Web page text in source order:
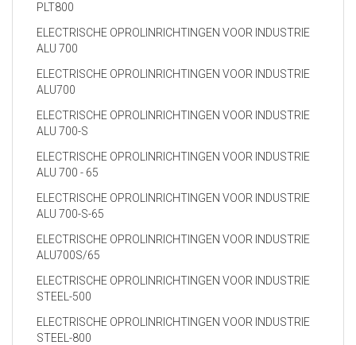
PLT800
ELECTRISCHE OPROLINRICHTINGEN VOOR INDUSTRIE
ALU 700
ELECTRISCHE OPROLINRICHTINGEN VOOR INDUSTRIE
ALU700
ELECTRISCHE OPROLINRICHTINGEN VOOR INDUSTRIE
ALU 700-S
ELECTRISCHE OPROLINRICHTINGEN VOOR INDUSTRIE
ALU 700 - 65
ELECTRISCHE OPROLINRICHTINGEN VOOR INDUSTRIE
ALU 700-S-65
ELECTRISCHE OPROLINRICHTINGEN VOOR INDUSTRIE
ALU700S/65
ELECTRISCHE OPROLINRICHTINGEN VOOR INDUSTRIE
STEEL-500
ELECTRISCHE OPROLINRICHTINGEN VOOR INDUSTRIE
STEEL-800